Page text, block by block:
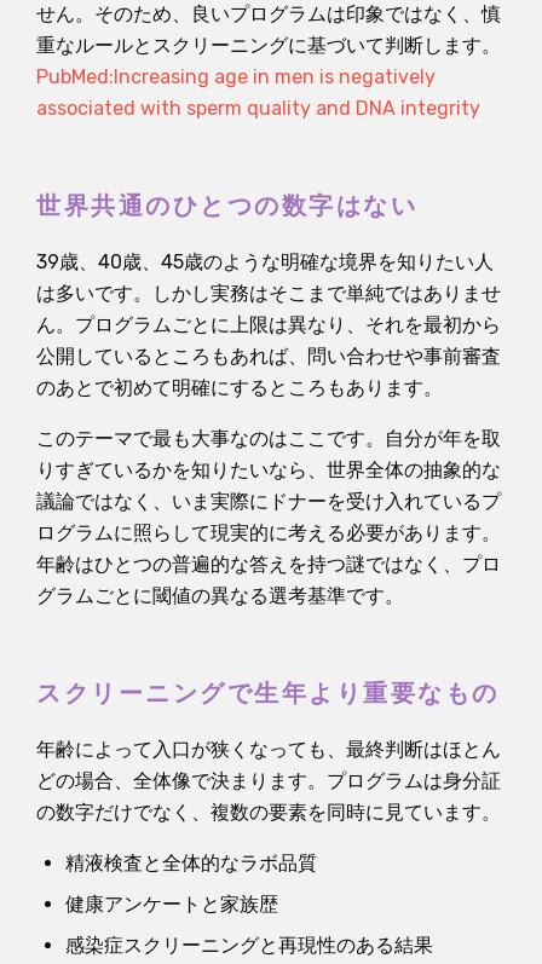
せん。そのため、良いプログラムは印象ではなく、慎
重なルールとスクリーニングに基づいて判断します。
PubMed:Increasing age in men is negatively
associated with sperm quality and DNA integrity
世界共通のひとつの数字はない
39歳、40歳、45歳のような明確な境界を知りたい人
は多いです。しかし実務はそこまで単純ではありませ
ん。プログラムごとに上限は異なり、それを最初から
公開しているところもあれば、問い合わせや事前審査
のあとで初めて明確にするところもあります。
このテーマで最も大事なのはここです。自分が年を取
りすぎているかを知りたいなら、世界全体の抽象的な
議論ではなく、いま実際にドナーを受け入れているプ
ログラムに照らして現実的に考える必要があります。
年齢はひとつの普遍的な答えを持つ謎ではなく、プロ
グラムごとに閾値の異なる選考基準です。
スクリーニングで生年より重要なもの
年齢によって入口が狭くなっても、最終判断はほとん
どの場合、全体像で決まります。プログラムは身分証
の数字だけでなく、複数の要素を同時に見ています。
精液検査と全体的なラボ品質
健康アンケートと家族歴
感染症スクリーニングと再現性のある結果